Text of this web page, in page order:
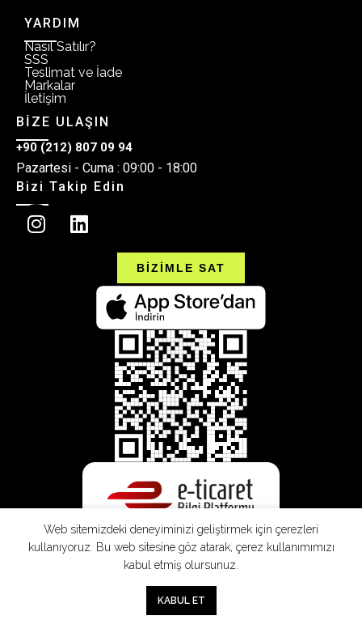
YARDIM
Nasıl Satılır?
SSS
Teslimat ve İade
Markalar
İletişim
BİZE ULAŞIN
+90 (212) 807 09 94
Pazartesi - Cuma : 09:00 - 18:00
Bizi Takip Edin
BİZİMLE SAT
Web sitemizdeki deneyiminizi geliştirmek için çerezleri
kullanıyoruz. Bu web sitesine göz atarak, çerez kullanımımızı
kabul etmiş olursunuz.
KABUL ET
Sepet